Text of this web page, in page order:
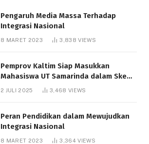
Pengaruh Media Massa Terhadap
Integrasi Nasional
8 MARET 2023 3,838VIEWS
Pemprov Kaltim Siap Masukkan
Mahasiswa UT Samarinda dalam Skema
Bantuan Pendidikan Gratispol
2 JULI 2025 3,468 VIEWS
Peran Pendidikan dalam Mewujudkan
Integrasi Nasional
8 MARET 2023 3,364VIEWS